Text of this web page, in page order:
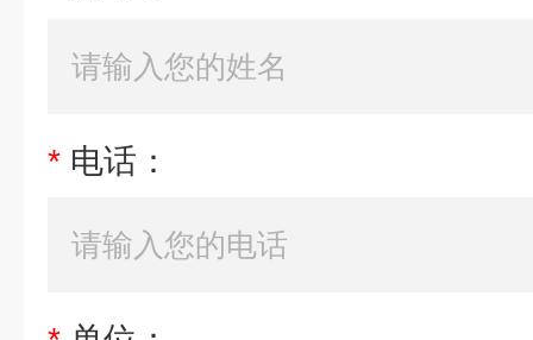
* 电话：